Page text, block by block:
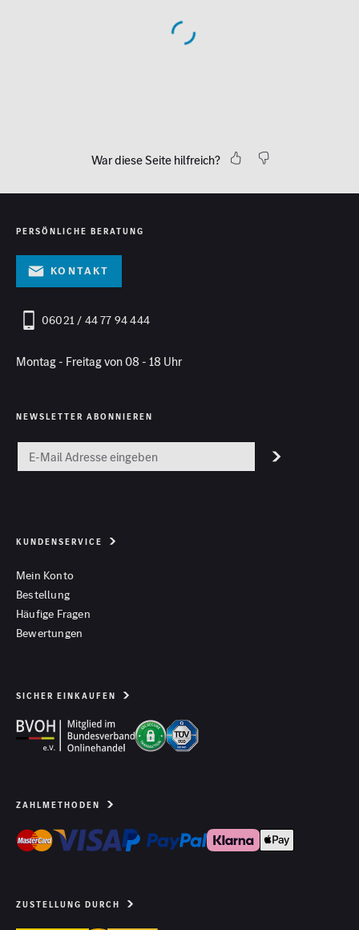
War diese Seite hilfreich?
PERSÖNLICHE BERATUNG
Kontakt
06021 / 44 77 94 444
Montag - Freitag von 08 - 18 Uhr
NEWSLETTER ABONNIEREN
KUNDENSERVICE
Mein Konto
Bestellung
Häufige Fragen
Bewertungen
SICHER EINKAUFEN
ZAHLMETHODEN
ZUSTELLUNG DURCH